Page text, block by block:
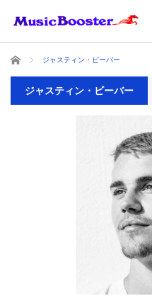
ホーム ジャスティン・ビーバー
ジャスティン・ビーバー